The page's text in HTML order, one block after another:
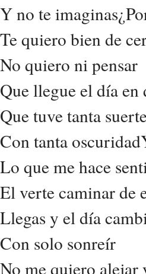
Y no te
Te quiero bien de
No quiero ni pensar
Que llegue el día en
Que tuve tanta
Con tanta
Lo que me hace
El verte caminar de
Llegas y el día
Con solo sonreír
No me quiero alejar